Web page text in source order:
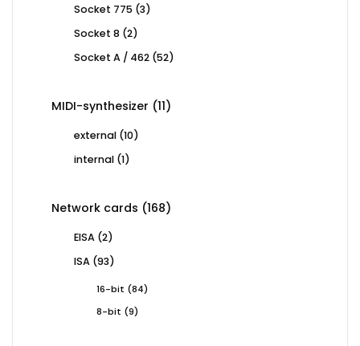
Socket 775 33
Socket 8 22
Socket A / 462 5252
MIDI-synthesizer 1111
external 1010
internal 11
Network cards 168168
EISA 22
ISA 9393
16-bit 8484
8-bit
99